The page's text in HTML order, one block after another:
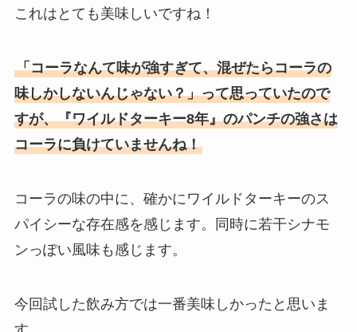
これはとても美味しいですね！
「コーラなんて味が強すぎて、混ぜたらコーラの
味しかしないんじゃない？」って思っていたので
すが、『ワイルドターキー8年』のパンチの強さは
コーラに負けていませんね！
コーラの味の中に、確かにワイルドターキーのス
パイシーな存在感を感じます。同時に若干シナモ
ンっぽい風味も感じます。
今回試した飲み方では一番美味しかったと思いま